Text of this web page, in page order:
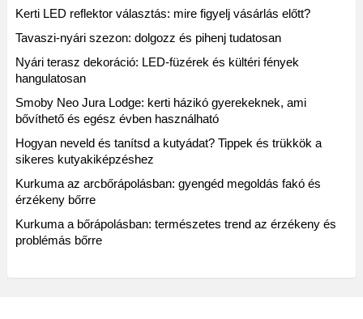
Kerti LED reflektor választás: mire figyelj vásárlás előtt?
Tavaszi-nyári szezon: dolgozz és pihenj tudatosan
Nyári terasz dekoráció: LED-füzérek és kültéri fények
hangulatosan
Smoby Neo Jura Lodge: kerti házikó gyerekeknek, ami
bővíthető és egész évben használható
Hogyan neveld és tanítsd a kutyádat? Tippek és trükkök a
sikeres kutyakiképzéshez
Kurkuma az arcbőrápolásban: gyengéd megoldás fakó és
érzékeny bőrre
Kurkuma a bőrápolásban: természetes trend az érzékeny és
problémás bőrre